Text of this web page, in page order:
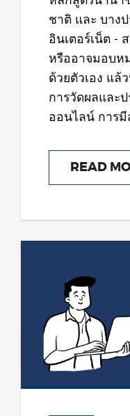
ชาติ และ บาง
อินเตอร์เน็ต -
หรืออาจมอบห
ด้วยตัวเอง แล้
การวัดผลและ
ออนไลน์ การ
READ